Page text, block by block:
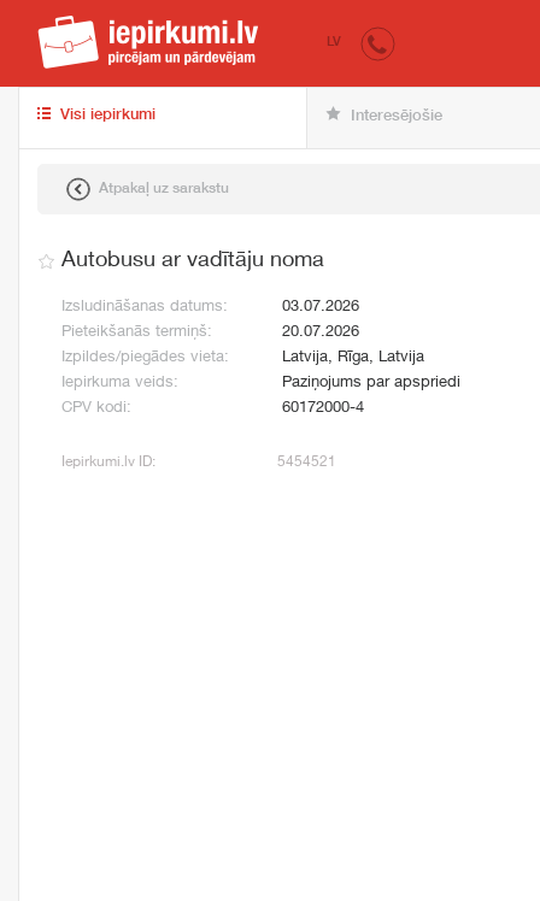
iepirkumi.lv
LV
Visi iepirkumi Interesējošie
Atpakaļ uz sarakstu
Autobusu ar vadītāju noma
Izsludināšanas datums:
03.07.2026
Pieteikšanās termiņš:
20.07.2026
Izpildes/piegādes vieta:
Latvija, Rīga, Latvija
Iepirkuma veids:
Paziņojums par apspriedi
CPV kodi:
60172000-4
Iepirkumi.lv ID: 5454521